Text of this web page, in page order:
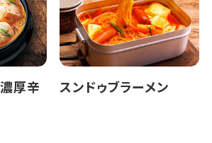
厚辛
スンドゥブラーメン